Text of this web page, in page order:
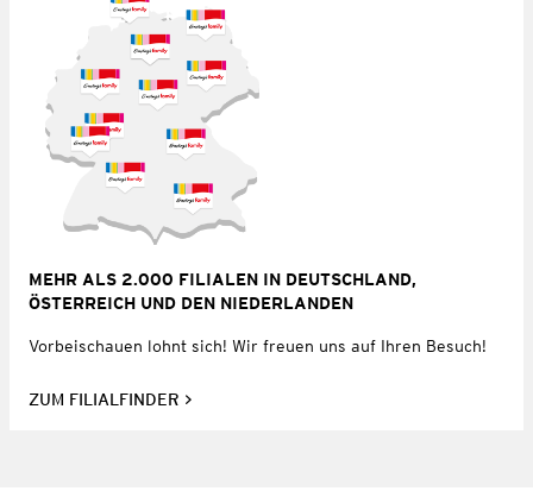
MEHR ALS 2.000 FILIALEN IN DEUTSCHLAND,
ÖSTERREICH UND DEN NIEDERLANDEN
Vorbeischauen lohnt sich! Wir freuen uns auf Ihren Besuch!
ZUM FILIALFINDER